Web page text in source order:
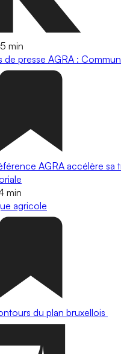
5 min
de presse AGRA :
AGRA accélère sa
min
agricole
du plan bruxellois